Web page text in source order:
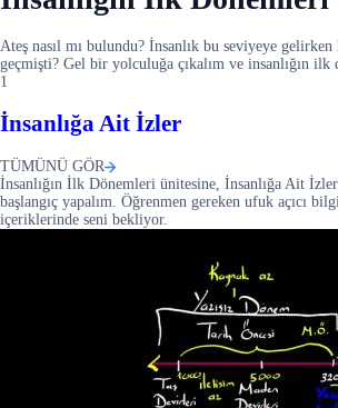
Ateş nasıl mı bulundu? İnsanlık bu seviyeye gelirken
geçmişti? Gel bir yolculuğa çıkalım ve insanlığın
1
İnsanlığa Ait İzler
TÜMÜNÜ GÖR
İnsanlığın İlk Dönemleri ünitesine, İnsanlığa Ait
başlangıç yapalım. Öğrenmen gereken ufuk açıcı
içeriklerinde seni bekliyor.